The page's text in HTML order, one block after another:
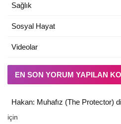
Sağlık
Sosyal Hayat
Videolar
EN SON YORUM YAPILAN
Hakan: Muhafız (The Protector)
için